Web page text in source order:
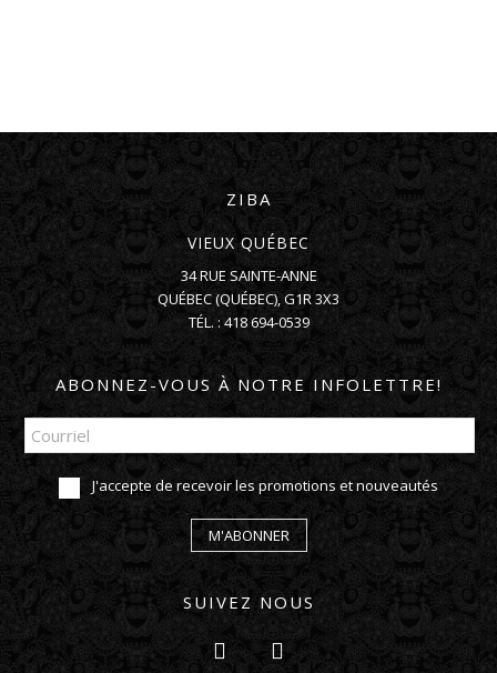
ZIBA
VIEUX QUÉBEC
34 RUE SAINTE-ANNE
QUÉBEC(QUÉBEC),G1R 3X3
TÉL. : 418 694-0539
ABONNEZ-VOUS À NOTRE INFOLETTRE!
J'accepte de recevoir les promotions et nouveautés
M'ABONNER
SUIVEZ NOUS